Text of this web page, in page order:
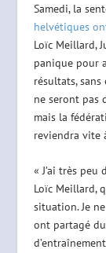
Samedi, la
helvétiques
Loïc Meillard,
panique pour
résultats,
ne seront pas
mais la
reviendra vite
« J’ai très peu
Loïc Meillard,
situation. Je
ont partagé